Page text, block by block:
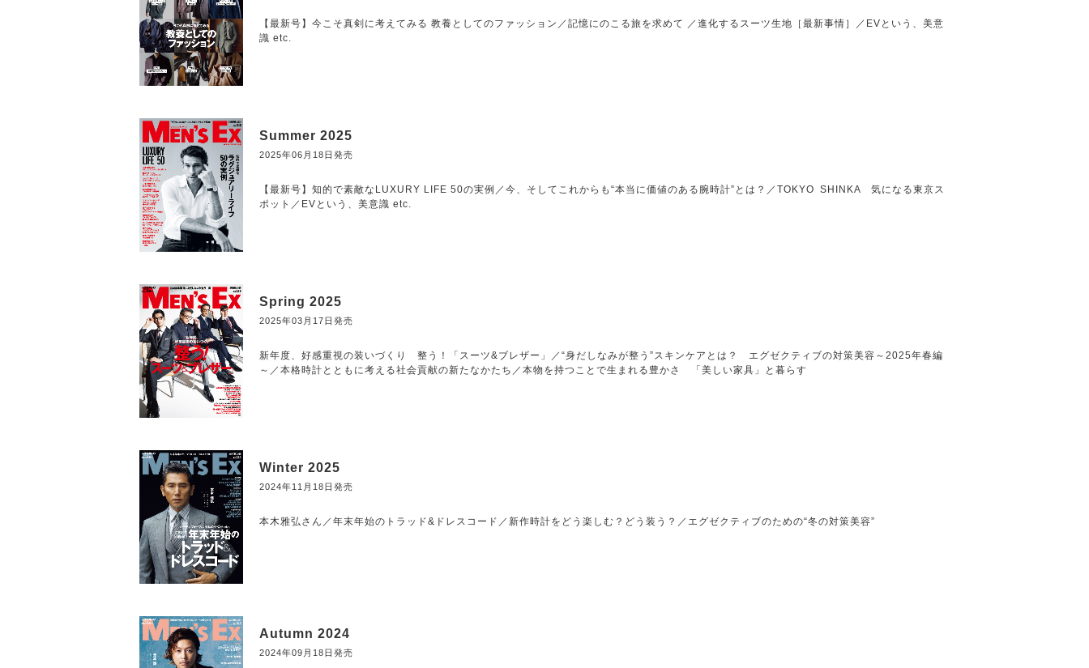
【最新号】今こそ真剣に考えてみる 教養としてのファッション／記憶にのこる旅を求めて ／進化するスーツ生地［最新事情］／EVという、美意
識 etc.
Summer 2025
2025年06月18日発売
【最新号】知的で素敵なLUXURY LIFE 50の実例／今、そしてこれからも“本当に価値のある腕時計”とは？／TOKYO SHINKA 気になる東京ス
ポット／EVという、美意識 etc.
Spring 2025
2025年03月17日発売
新年度、好感重視の装いづくり 整う！「スーツ&ブレザー」／“身だしなみが整う”スキンケアとは？ エグゼクティブの対策美容～2025年春編
～／本格時計とともに考える社会貢献の新たなかたち／本物を持つことで生まれる豊かさ 「美しい家具」と暮らす
Winter 2025
2024年11月18日発売
本木雅弘さん／年末年始のトラッド&ドレスコード／新作時計をどう楽しむ？どう装う？／エグゼクティブのための“冬の対策美容”
Autumn 2024
2024年09月18日発売